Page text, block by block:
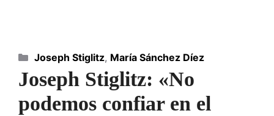
Joseph Stiglitz: «No
podemos confiar en el
Categorías
Joseph Stiglitz, María Sánchez Díez